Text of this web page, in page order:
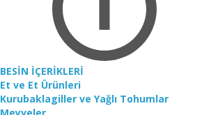
BESİN İÇERİKLERİ
Et ve Et Ürünleri
Kurubaklagiller ve Yağlı Tohumlar